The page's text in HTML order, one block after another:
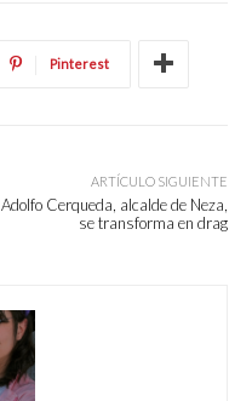
Pinterest
ARTÍCULO SIGUIENTE
Adolfo Cerqueda, alcalde de Neza,
se transforma en drag